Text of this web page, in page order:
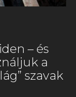
– és
a
szavak